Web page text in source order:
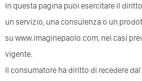
Come Promuoversi Nel Wedding?
L’Accademia Del
In questa pagina puoi esercitare il
un servizio, una consulenza o un
su www.imaginepaolo.com, nei casi
vigente.
Il consumatore ha diritto di recedere